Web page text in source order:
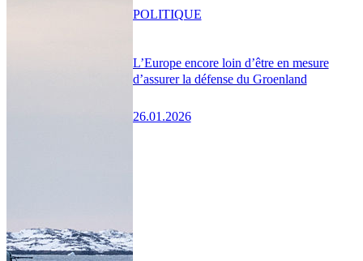
L’Europe encore loin d’être en mesure
d’assurer la défense du Groenland
26.01.2026
POLITIQUE